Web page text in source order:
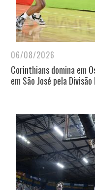
06/08/2026
Corinthians domina em
em São José pela Divisão